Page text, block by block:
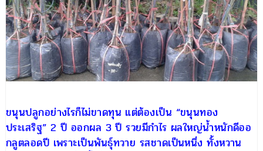
ขนุนปลูกอย่างไรก็ไม่ขาดทุน แต่ต้องเป็น “ขนุนทอง
ประเสริฐ” 2 ปี ออกผล 3 ปี รวยมีกำไร ผลใหญ่น้ำหนักดีออ
กลูตลอดปี เพราะเป็นพันธุ์ทวาย รสชาดเป็นหนึ่ง ทั้งหวาน